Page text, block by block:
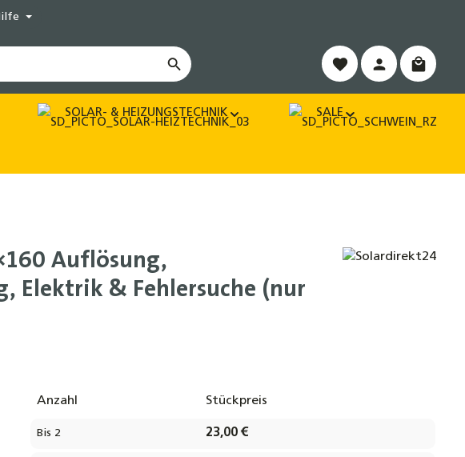
SOLAR- & HEIZUNGSTECHNIK SALE
Auflösung,
Elektrik & Fehlersuche (nur
Anzahl Stückpreis
Bis 2 23,00 €